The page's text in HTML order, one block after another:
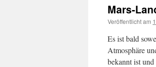
Mars-
Veröffentlicht am
Es ist bald
Atmosphäre
bekannt ist